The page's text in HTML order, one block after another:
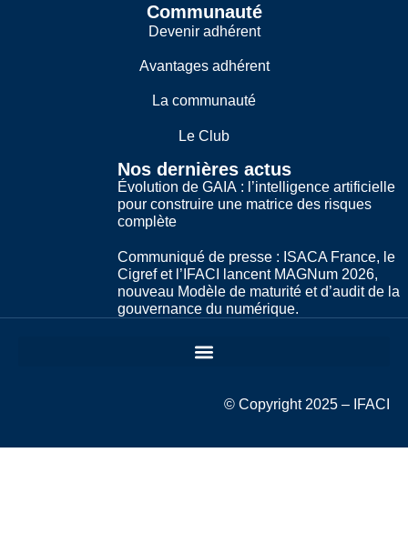
Communauté
Devenir adhérent
Avantages adhérent
La communauté
Le Club
Nos dernières actus
Évolution de GAIA : l’intelligence artificielle
pour construire une matrice des risques
complète
Communiqué de presse : ISACA France, le
Cigref et l’IFACI lancent MAGNum 2026,
nouveau Modèle de maturité et d’audit de la
gouvernance du numérique.
© Copyright 2025 – IFACI